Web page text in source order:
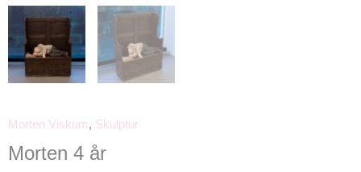
Morten Viskum, Skulptur
Morten 4 år